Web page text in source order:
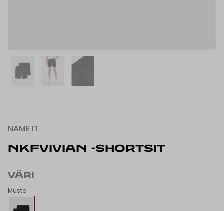
NAME IT
NKFVIVIAN -SHORTSIT
VÄRI
Musta